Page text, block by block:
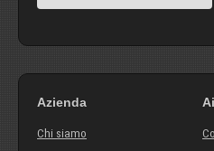
Azienda
Chi siamo